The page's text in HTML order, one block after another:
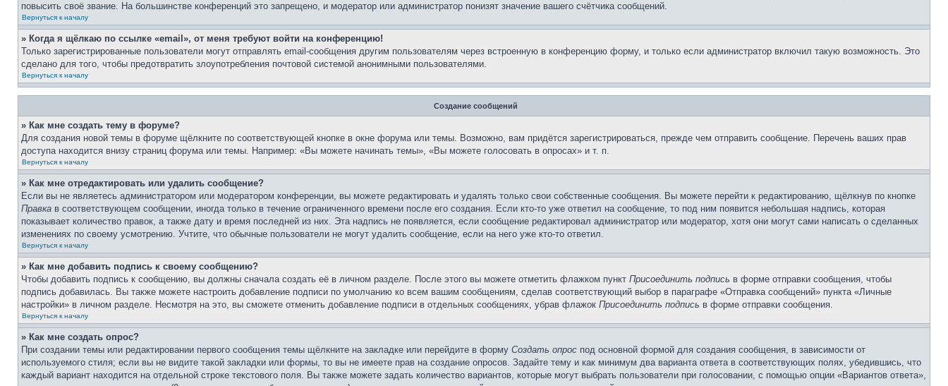
повысить своё звание. На большинстве конференций это запрещено, и модератор или администратор понизят значение вашего счётчика сообщений.
Вернуться к началу
» Когда я щёлкаю по ссылке «email», от меня требуют войти на конференцию!
Только зарегистрированные пользователи могут отправлять email-сообщения другим пользователям через встроенную в конференцию форму, и только если администратор включил такую возможность. Это
сделано для того, чтобы предотвратить злоупотребления почтовой системой анонимными пользователями.
Вернуться к началу
Создание сообщений
» Как мне создать тему в форуме?
Для создания новой темы в форуме щёлкните по соответствующей кнопке в окне форума или темы. Возможно, вам придётся зарегистрироваться, прежде чем отправить сообщение. Перечень ваших прав
доступа находится внизу страниц форума или темы. Например: «Вы можете начинать темы», «Вы можете голосовать в опросах» и т. п.
Вернуться к началу
» Как мне отредактировать или удалить сообщение?
Если вы не являетесь администратором или модератором конференции, вы можете редактировать и удалять только свои собственные сообщения. Вы можете перейти к редактированию, щёлкнув по кнопке
Правка в соответствующем сообщении, иногда только в течение ограниченного времени после его создания. Если кто-то уже ответил на сообщение, то под ним появится небольшая надпись, которая
показывает количество правок, а также дату и время последней из них. Эта надпись не появляется, если сообщение редактировал администратор или модератор, хотя они могут сами написать о сделанных
изменениях по своему усмотрению. Учтите, что обычные пользователи не могут удалить сообщение, если на него уже кто-то ответил.
Вернуться к началу
» Как мне добавить подпись к своему сообщению?
Чтобы добавить подпись к сообщению, вы должны сначала создать её в личном разделе. После этого вы можете отметить флажком пункт Присоединить подпись в форме отправки сообщения, чтобы
подпись добавилась. Вы также можете настроить добавление подписи по умолчанию ко всем вашим сообщениям, сделав соответствующий выбор в параграфе «Отправка сообщений» пункта «Личные
настройки» в личном разделе. Несмотря на это, вы сможете отменить добавление подписи в отдельных сообщениях, убрав флажок Присоединить подпись в форме отправки сообщения.
Вернуться к началу
» Как мне создать опрос?
При создании темы или редактировании первого сообщения темы щёлкните на закладке или перейдите в форму Создать опрос под основной формой для создания сообщения, в зависимости от
используемого стиля; если вы не видите такой закладки или формы, то вы не имеете прав на создание опросов. Задайте тему и как минимум два варианта ответа в соответствующих полях, убедившись, что
каждый вариант находится на отдельной строке текстового поля. Вы также можете задать количество вариантов, которые могут выбрать пользователи при голосовании, с помощью опции «Вариантов ответа»,